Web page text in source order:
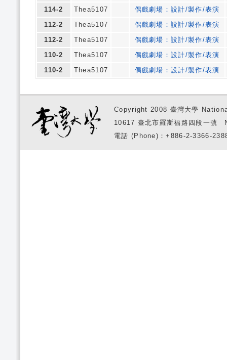
114-2
Thea5107
偶戲劇場：設計/製作/表演
112-2
Thea5107
偶戲劇場：設計/製作/表演
112-2
Thea5107
偶戲劇場：設計/製作/表演
110-2
Thea5107
偶戲劇場：設計/製作/表演
110-2
Thea5107 偶戲劇場：設計/製作/表演
Copyright 2008 臺灣大學
10617 臺北市羅斯福路四段一
電話 (Phone)：+886-2-3366-